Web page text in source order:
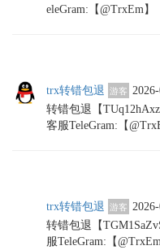
eleGram:【@TrxEm】
trx转错包退 游客
转错包退【
客服TeleGram:【
trx转错包退 游客
转错包退【
服TeleGram:【@TrxEm